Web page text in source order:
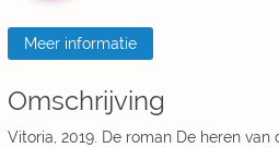
Meer informatie
Omschrijving
Vitoria, 2019. De roman De heren